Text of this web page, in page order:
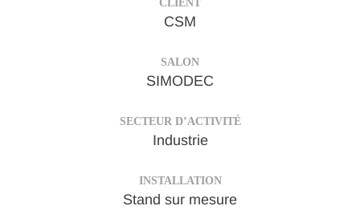
CLIENT
CSM
SALON
SIMODEC
SECTEUR D’ACTIVITÉ
Industrie
INSTALLATION
Stand sur mesure